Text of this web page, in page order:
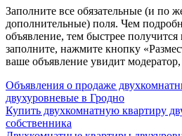
Заполните все обязательные (и по
дополнительные) поля. Чем
объявление, тем быстрее получится
заполните, нажмите кнопку
ваше объявление увидит
Объявления о продаже
двухуровневые в Гродно
Купить двухкомнатную квартиру
собственника